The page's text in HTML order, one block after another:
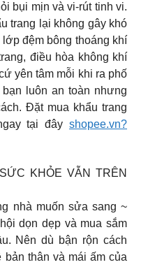
bụi mịn và vi-rút tinh vi.
trang lại không gây khó
đệm bông thoáng khí
điều hòa không khí
yên tâm mỗi khi ra phố
luôn an toàn nhưng
Đặt mua khẩu trang
tại đây shopee.vn?
KHỎE VẪN TRÊN
nhà muốn sửa sang ~
dọn dẹp và mua sắm
Nên dù bận rộn cách
thân và mái ấm của